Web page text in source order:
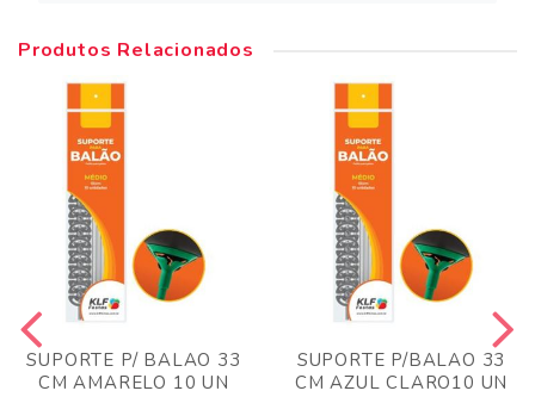
Produtos Relacionados
SUPORTE P/ BALAO 33
CM AMARELO 10 UN
SUPORTE P/BALAO 33
CM AZUL CLARO10 UN